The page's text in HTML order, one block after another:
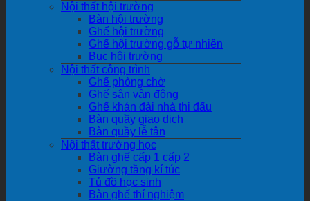
Nội thất hội trường
Bàn hội trường
Ghế hội trường
Ghế hội trường gỗ tự nhiên
Bục hội trường
Nội thất công trình
Ghế phòng chờ
Ghế sân vận động
Ghế khán đài nhà thi đấu
Bàn quầy giao dịch
Bàn quầy lễ tân
Nội thất trường học
Bàn ghế cấp 1 cấp 2
Giường tầng kí túc
Tủ đồ học sinh
Bàn ghế thí nghiệm